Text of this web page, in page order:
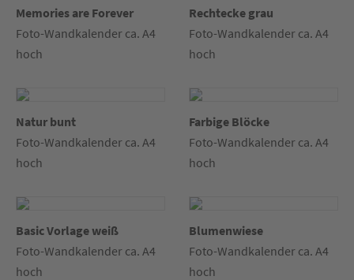
Memories are Forever
Foto-Wandkalender ca. A4
hoch
Rechtecke grau
Foto-Wandkalender ca. A4
hoch
Natur bunt
Foto-Wandkalender ca. A4
hoch
Farbige Blöcke
Foto-Wandkalender ca. A4
hoch
Basic Vorlage weiß
Foto-Wandkalender ca. A4
hoch
Blumenwiese
Foto-Wandkalender ca. A4
hoch